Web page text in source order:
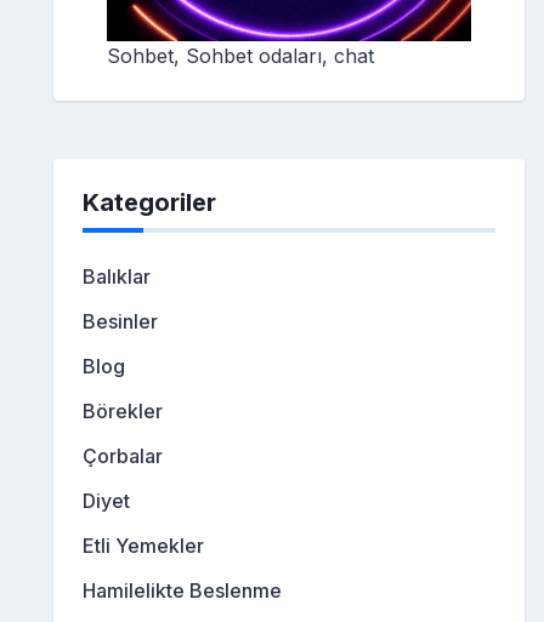
Sohbet, Sohbet odaları, chat
Kategoriler
Balıklar
Besinler
Blog
Börekler
Çorbalar
Diyet
Etli Yemekler
Hamilelikte Beslenme